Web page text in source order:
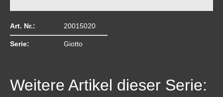
Art. Nr.: 20015020
Serie: Giotto
Weitere Artikel dieser Serie: